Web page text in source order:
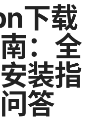
下载
：全
装指
答